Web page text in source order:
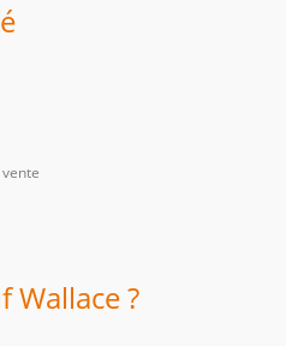
Wallace ?